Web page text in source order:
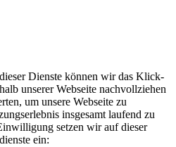
Dienste können wir das Klick-
unserer Webseite nachvollziehen
um unsere Webseite zu
insgesamt laufend zu
setzen wir auf dieser
ein: